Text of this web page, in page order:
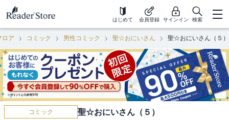
はじめて 会員登録 サインイン 検索
ロア コミック 男性コミック 聖☆おにいさん 聖☆おにいさん（５）
コミック 聖☆おにいさん（５）